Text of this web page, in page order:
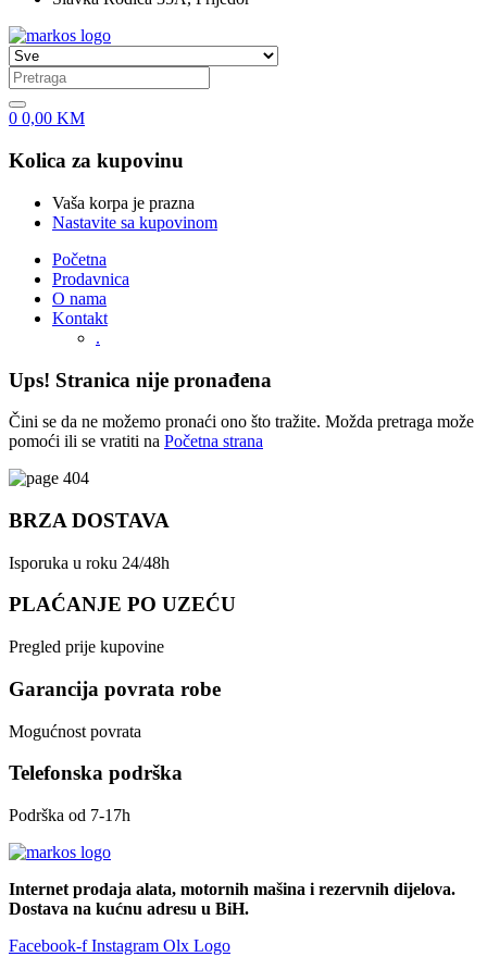
0 0,00 KM
Kolica za kupovinu
Vaša korpa je prazna
Nastavite sa kupovinom
Početna
Prodavnica
O nama
Kontakt
.
Ups! Stranica nije pronađena
Čini se da ne možemo pronaći ono što tražite. Možda pretraga može
pomoći ili se vratiti na Početna strana
BRZA DOSTAVA
Isporuka u roku 24/48h
PLAĆANJE PO UZEĆU
Pregled prije kupovine
Garancija povrata robe
Mogućnost povrata
Telefonska podrška
Podrška od 7-17h
Internet prodaja alata, motornih mašina i rezervnih dijelova.
Dostava na kućnu adresu u BiH.
Facebook-f Instagram Olx Logo